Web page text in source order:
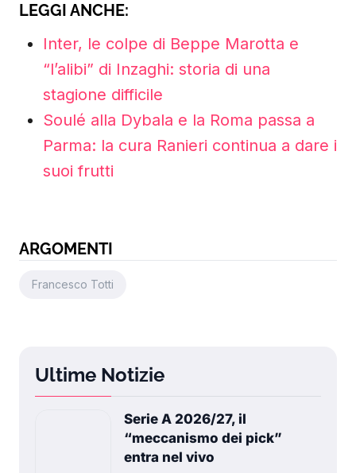
LEGGI ANCHE:
Inter, le colpe di Beppe Marotta e
“l’alibi” di Inzaghi: storia di una
stagione difficile
Soulé alla Dybala e la Roma passa a
Parma: la cura Ranieri continua a dare i
suoi frutti
ARGOMENTI
Francesco Totti
Ultime Notizie
Serie A 2026/27, il
“meccanismo dei pick”
entra nel vivo